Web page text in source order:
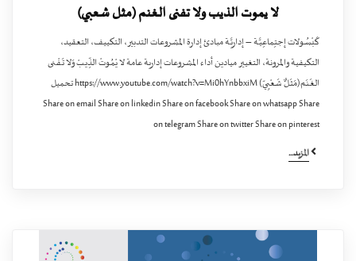
لا يموت الذيب ولا تفنى الغنم (مثل شعبي)
كَبْسُـولات إجتِماعِيَّـة – إداريَّـة مبادئ إدارة المشروعات التدبير، التكييف، التعقيد،
التكيفية والمرونة، التغيير ميادين أداء المشروعات إدارية عامة لا يْمُـوتْ الذِّيـبْ وَلا تَـفْـنى
الغَـنَم(مَثَـلٌ شَعْبِيّ) https://www.youtube.com/watch?v=Mi0hYnbbxiM تحميل
Share on email Share on linkedin Share on facebook Share on whatsapp Share
on telegram Share on twitter Share on pinterest
المزيد...